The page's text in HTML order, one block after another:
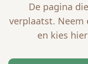
De pagina
verplaatst. Neem
en kies